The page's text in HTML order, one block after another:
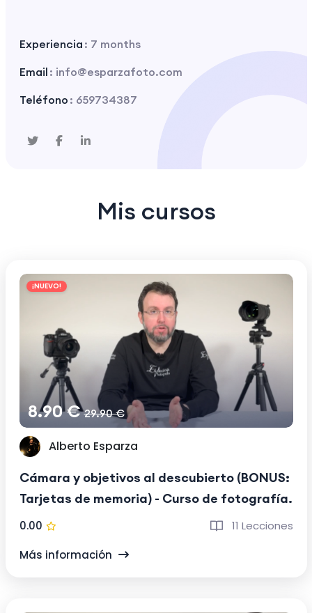
Experiencia : 7 months
Email : info@esparzafoto.com
Teléfono : 659734387
Mis cursos
¡NUEVO!
8.90 €29.90 €
Alberto Esparza
Cámara y objetivos al descubierto (BONUS:
Tarjetas de memoria) - Curso de fotografía.
0.00
11 Lecciones
Más información